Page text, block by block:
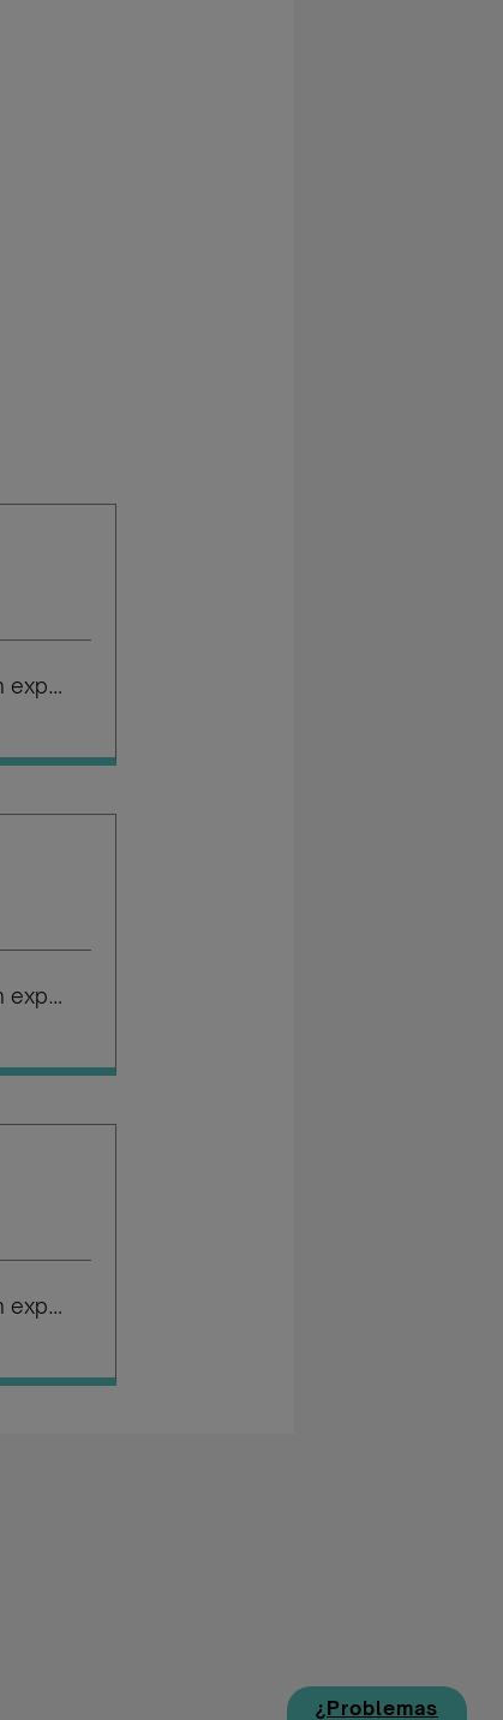
Salario según experiencia
Salario según experiencia
Salario según experiencia
¿Problemas